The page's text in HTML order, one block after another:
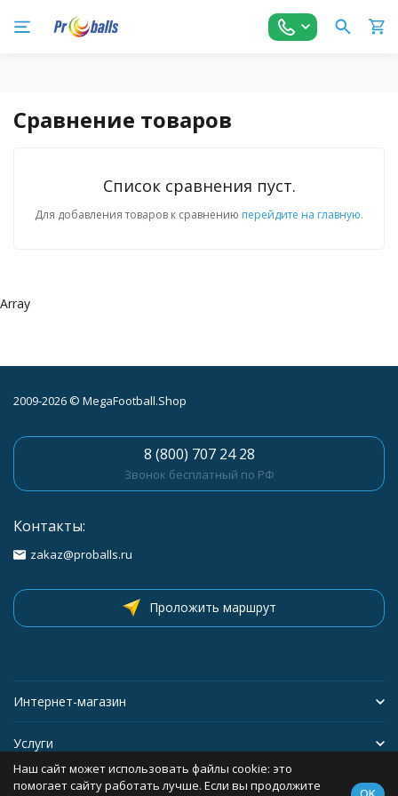
Сравнение товаров
Список сравнения пуст.
Для добавления товаров к сравнению перейдите на главную.
Array
2009-2026 © MegaFootball.Shop
8 (800) 707 24 28
Звонок бесплатный по РФ
Контакты:
zakaz@proballs.ru
Проложить маршрут
Интернет-магазин
Услуги
Спортивная экипировка
Наш сайт может использовать файлы cookie: это
помогает сайту работать лучше. Если вы продолжите